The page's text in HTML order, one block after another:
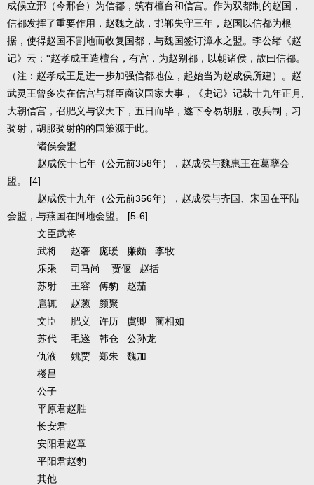
成候立邢（今邢台）为信都，筑有檀台和信宫。作为双都制的赵国，
信都发挥了重要作用，赵魏之战，邯郸失守三年，赵国以信都为根
据，使得赵国不割地而收复国都，与魏国签订漳水之盟。李公绪《赵
记》云：“赵孝成王造檀台，有宫，为赵别都，以朝诸侯，故曰信都。
（注：赵孝成王是进一步加强信都地位，起始当为赵成侯所建）。赵
武灵王曾多次在信宫与群臣商议国家大事，《史记》记载十九年正月
大朝信宫，召肥义与议天下，五日而毕，遂下令易胡服，改兵制，习
骑射，胡服骑射的的国策源于此。
诸侯会盟
赵成侯十七年（公元前358年），赵成侯与魏惠王在葛孽会
盟。
[4]
赵成侯十九年（公元前356年），赵成侯与齐国、宋国在平陆
会盟，与燕国在阿地会盟。
[5-6]
文臣武将
武将
赵奢 庞暖 廉颇
李牧
乐乘
司马尚 贾偃
赵括
苏射
王容 傅豹
赵茄
扈辄
赵葱
颜聚
文臣
肥义 许历 虞卿
蔺相如
苏代
毛遂 韩仓
公孙龙
仇液
姚贾 郑朱
魏加
楼昌
公子
平原君赵胜
长安君
安阳君赵章
平阳君赵豹
其他